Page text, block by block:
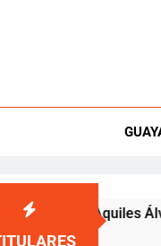
Aquiles Álvarez